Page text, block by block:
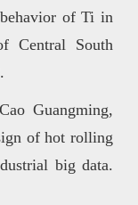
of Ti in
Central South
Guangming,
of hot rolling
big data.